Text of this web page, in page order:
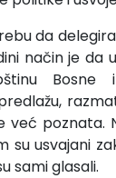
da
način je da
Bosne
već poznata.
su usvajani
sami glasali.